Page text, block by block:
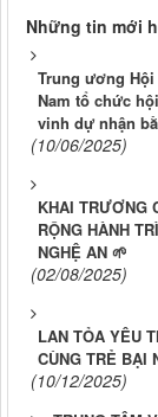
Những tin mới
Trung ương
Nam tổ chức
vinh dự nhận
(10/06/2025)
KHAI TRƯƠNG
RỘNG HÀNH
NGHỆ AN 🌱
(02/08/2025)
LAN TỎA YÊU
CÙNG TRẺ BẠI
(10/12/2025)